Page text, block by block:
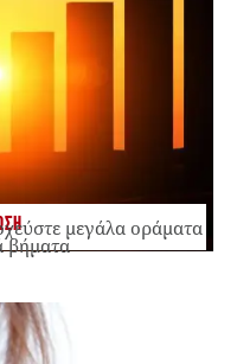
μεγάλα οράματα
βήματα